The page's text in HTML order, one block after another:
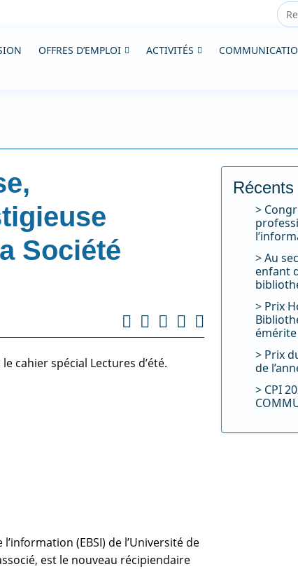
OFFRES D’EMPLOI ACTIVITÉS
Société
cahier spécial Lectures d’été.
(EBSI) de l’Université de
est le nouveau récipiendaire
Au
enfant
Prix
Prix
de
CPI